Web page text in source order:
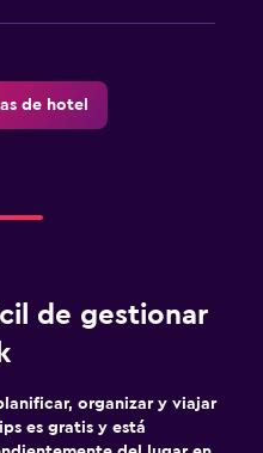
de hotel
de gestionar
organizar y viajar
es gratis y está